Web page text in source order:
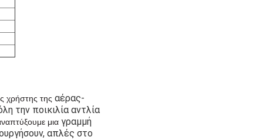
χρήστης της αέρας-
την ποικιλία αντλία
μια γραμμή
απλές στο